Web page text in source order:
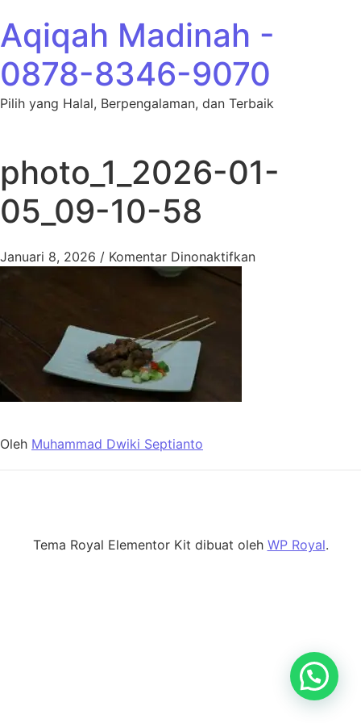
Aqiqah Madinah -
0878-8346-9070
Pilih yang Halal, Berpengalaman, dan Terbaik
photo_1_2026-01-
05_09-10-58
Januari 8, 2026 / Komentar Dinonaktifkanpada
Oleh Muhammad Dwiki Septianto
Tema Royal Elementor Kit dibuat oleh WP Royal.